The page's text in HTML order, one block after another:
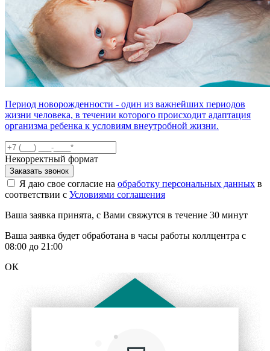
Период новорожденности - один из важнейших периодов
жизни человека, в течении которого происходит адаптация
организма ребенка к условиям внеутробной жизни.
Некорректный формат
Заказать звонок
Я даю свое согласие на обработку персональных данных в
соответствии с Условиями соглашения
Ваша заявка принята, с Вами свяжутся в течение 30 минут
Ваша заявка будет обработана в часы работы коллцентра с
08:00 до 21:00
ОК